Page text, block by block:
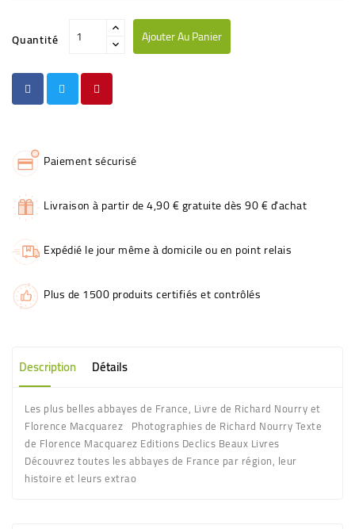
Quantité Ajouter Au Panier
Paiement sécurisé
Livraison à partir de 4,90 € gratuite dès 90 € d'achat
Expédié le jour même à domicile ou en point relais
Plus de 1500 produits certifiés et contrôlés
Description Détails
Les plus belles abbayes de France, Livre de Richard Nourry et
Florence Macquarez Photographies de Richard Nourry Texte
de Florence Macquarez Editions Declics Beaux Livres
Découvrez toutes les abbayes de France par région, leur
histoire et leurs extrao